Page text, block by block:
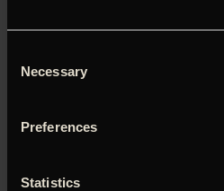
Selection
Necessary
Preferences
Statistics